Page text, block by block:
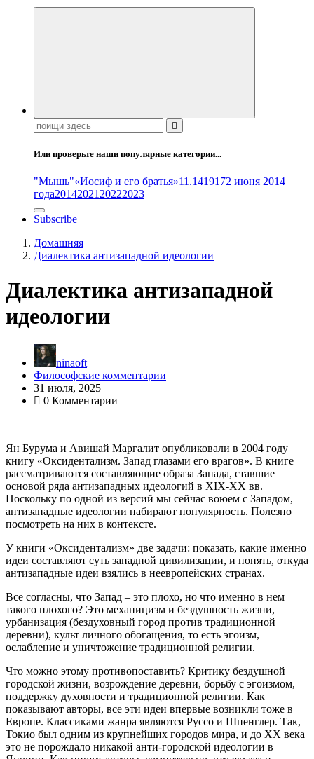
Поиск:
Или проверьте наши популярные категории...
"Мышь"«Иосиф и его братья»11.1419172 июня 2014
года2014202120222023
Subscribe
Домашняя
Диалектика антизападной идеологии
Диалектика антизападной
идеологии
ninaoft
Философские комментарии
31 июля, 2025
0 Комментарии
Ян Бурума и Авишай Маргалит опубликовали в 2004 году
книгу «Оксидентализм. Запад глазами его врагов». В книге
рассматриваются составляющие образа Запада, ставшие
основой ряда антизападных идеологий в XIX-XX вв.
Поскольку по одной из версий мы сейчас воюем с Западом,
антизападные идеологии набирают популярность. Полезно
посмотреть на них в контексте.
У книги «Оксидентализм» две задачи: показать, какие именно
идеи составляют суть западной цивилизации, и понять, откуда
антизападные идеи взялись в неевропейских странах.
Все согласны, что Запад – это плохо, но что именно в нем
такого плохого? Это механицизм и бездушность жизни,
урбанизация (бездуховный город против традиционной
деревни), культ личного обогащения, то есть эгоизм,
ослабление и уничтожение традиционной религии.
Что можно этому противопоставить? Критику бездушной
городской жизни, возрождение деревни, борьбу с эгоизмом,
поддержку духовности и традиционной религии. Как
показывают авторы, все эти идеи впервые возникли тоже в
Европе. Классиками жанра являются Руссо и Шпенглер. Так,
Токио был одним из крупнейших городов мира, и до ХХ века
это не порождало никакой анти-городской идеологии в